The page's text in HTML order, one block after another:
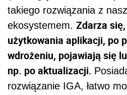
takiego rozwiązania z
ekosystemem. Zdarza
użytkowania aplikacji, po
wdrożeniu, pojawiają się
np. po aktualizacji.
rozwiązanie IGA, łatwo